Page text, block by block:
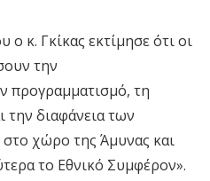
ο κ. Γκίκας εκτίμησεότι οι
την
προγραμματισμό, τη
την διαφάνεια των
χώρο της Άμυνας και
το Εθνικό Συμφέρον».